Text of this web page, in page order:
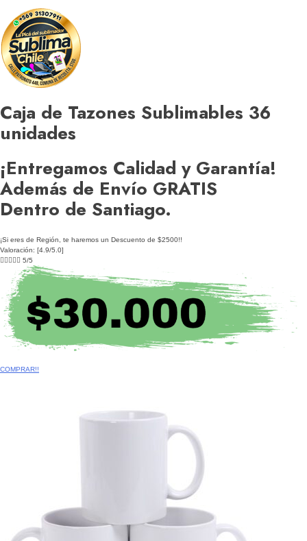
Caja de Tazones Sublimables 36
unidades
¡Entregamos Calidad y Garantía!
Además de Envío GRATIS
Dentro de Santiago.
¡Si eres de Región, te haremos un Descuento de $2500!!
Valoración: [4.9/5.0]
 5/5
COMPRAR!!